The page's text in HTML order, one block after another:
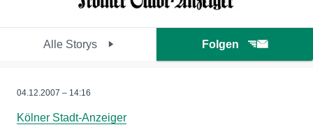
Alle Storys Folgen
04.12.2007 – 14:16
Kölner Stadt-Anzeiger